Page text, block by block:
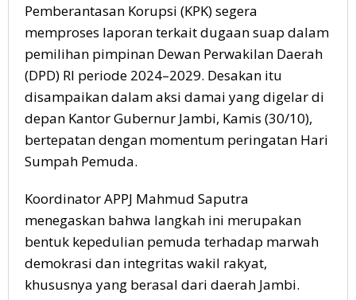
Pemberantasan Korupsi (KPK) segera
memproses laporan terkait dugaan suap dalam
pemilihan pimpinan Dewan Perwakilan Daerah
(DPD) RI periode 2024–2029. Desakan itu
disampaikan dalam aksi damai yang digelar di
depan Kantor Gubernur Jambi, Kamis (30/10),
bertepatan dengan momentum peringatan Hari
Sumpah Pemuda.
Koordinator APPJ Mahmud Saputra
menegaskan bahwa langkah ini merupakan
bentuk kepedulian pemuda terhadap marwah
demokrasi dan integritas wakil rakyat,
khususnya yang berasal dari daerah Jambi.